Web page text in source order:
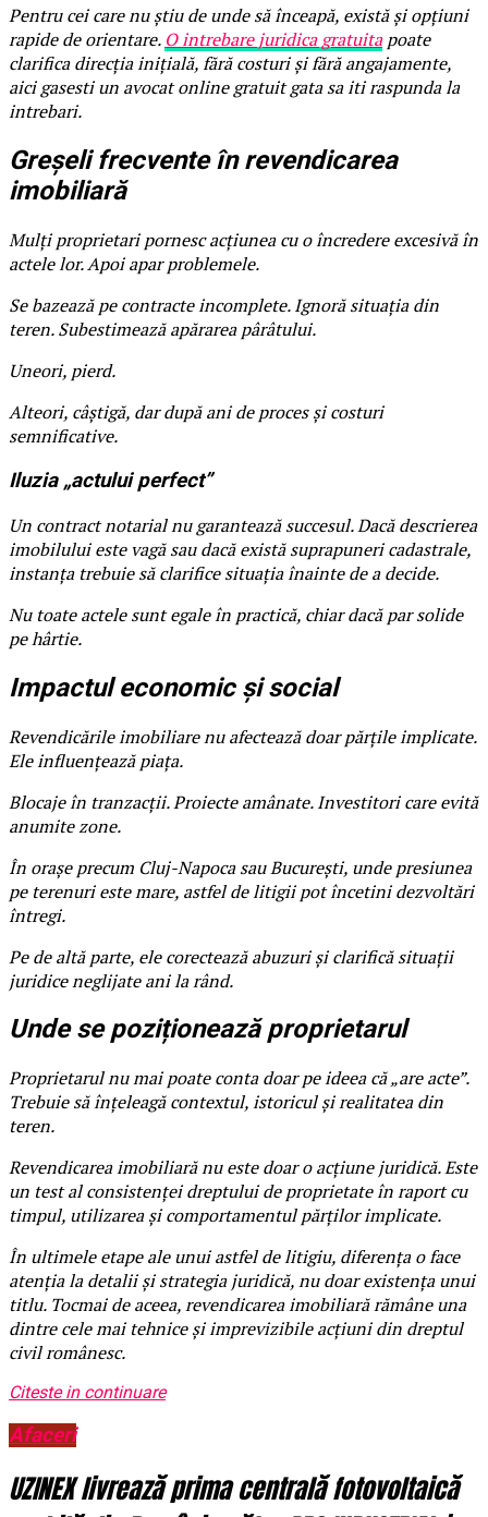
Pentru cei care nu știu de unde să înceapă, există și opțiuni
rapide de orientare. O intrebare juridica gratuitapoate
clarifica direcția inițială, fără costuri și fără angajamente,
aici gasesti un avocat online gratuit gata sa iti raspunda la
intrebari.
Greșeli frecvente în revendicarea
imobiliară
Mulți proprietari pornesc acțiunea cu o încredere excesivă în
actele lor. Apoi apar problemele.
Se bazează pe contracte incomplete. Ignoră situația din
teren. Subestimează apărarea pârâtului.
Uneori, pierd.
Alteori, câștigă, dar după ani de proces și costuri
semnificative.
Iluzia „actului perfect”
Un contract notarial nu garantează succesul. Dacă descrierea
imobilului este vagă sau dacă există suprapuneri cadastrale,
instanța trebuie să clarifice situația înainte de a decide.
Nu toate actele sunt egale în practică, chiar dacă par solide
pe hârtie.
Impactul economic și social
Revendicările imobiliare nu afectează doar părțile implicate.
Ele influențează piața.
Blocaje în tranzacții. Proiecte amânate. Investitori care evită
anumite zone.
În orașe precum Cluj-Napoca sau București, unde presiunea
pe terenuri este mare, astfel de litigii pot încetini dezvoltări
întregi.
Pe de altă parte, ele corectează abuzuri și clarifică situații
juridice neglijate ani la rând.
Unde se poziționează proprietarul
Proprietarul nu mai poate conta doar pe ideea că „are acte”.
Trebuie să înțeleagă contextul, istoricul și realitatea din
teren.
Revendicarea imobiliară nu este doar o acțiune juridică. Este
un test al consistenței dreptului de proprietate în raport cu
timpul, utilizarea și comportamentul părților implicate.
În ultimele etape ale unui astfel de litigiu, diferența o face
atenția la detalii și strategia juridică, nu doar existența unui
titlu. Tocmai de aceea, revendicarea imobiliară rămâne una
dintre cele mai tehnice și imprevizibile acțiuni din dreptul
civil românesc.
Citeste in continuare
Afaceri
UZINEX livrează prima centrală fotovoltaică